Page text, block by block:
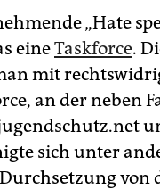
„Hate
eineTaskforce.
mit
an der neben
sich unter
von